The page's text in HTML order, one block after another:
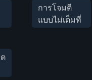
การโจมตี
แบบไม่เต็มที่